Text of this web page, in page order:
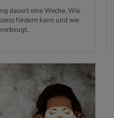
dauert eine Woche. Wie
fördern kann und wie